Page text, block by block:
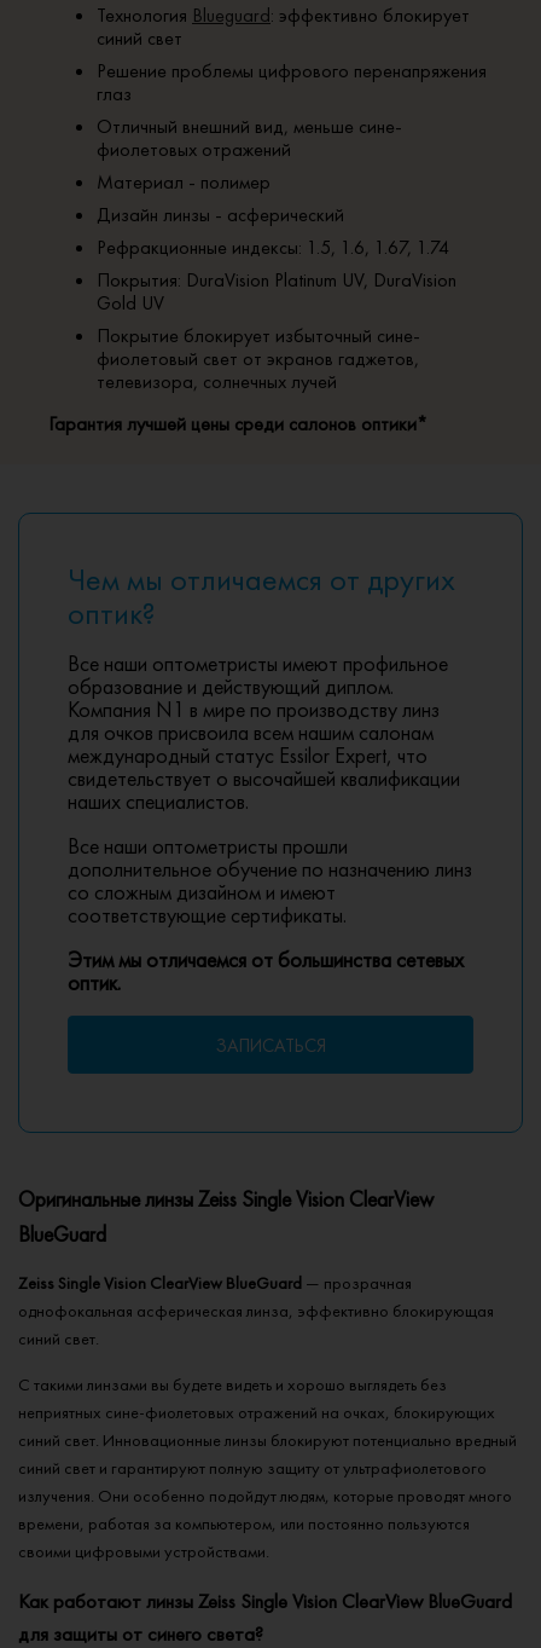
Технология Blueguard: эффективно блокирует
синий свет
Решение проблемы цифрового перенапряжения
глаз
Отличный внешний вид, меньше сине-
фиолетовых отражений
Материал - полимер
Дизайн линзы - асферический
Рефракционные индексы: 1.5, 1.6, 1.67, 1.74
Покрытия: DuraVision Platinum UV, DuraVision
Gold UV
Покрытие блокирует избыточный сине-
фиолетовый свет от экранов гаджетов,
телевизора, солнечных лучей
Гарантия лучшей цены среди салонов оптики*
Чем мы отличаемся от других
оптик?
Все наши оптометристы имеют профильное
образование и действующий диплом.
Компания N1 в мире по производству линз
для очков присвоила всем нашим салонам
международный статус Essilor Expert, что
свидетельствует о высочайшей квалификации
наших специалистов.
Все наши оптометристы прошли
дополнительное обучение по назначению линз
со сложным дизайном и имеют
соответствующие сертификаты.
Этим мы отличаемся от большинства сетевых
оптик.
ЗАПИСАТЬСЯ
Оригинальные линзы Zeiss Single Vision ClearView
BlueGuard
Zeiss Single Vision ClearView BlueGuard — прозрачная
однофокальная асферическая линза, эффективно блокирующая
синий свет.
С такими линзами вы будете видеть и хорошо выглядеть без
неприятных сине-фиолетовых отражений на очках, блокирующих
синий свет. Инновационные линзы блокируют потенциально вредный
синий свет и гарантируют полную защиту от ультрафиолетового
излучения. Они особенно подойдут людям, которые проводят много
времени, работая за компьютером, или постоянно пользуются
своими цифровыми устройствами.
Как работают линзы Zeiss Single Vision ClearView BlueGuard
для защиты от синего света?